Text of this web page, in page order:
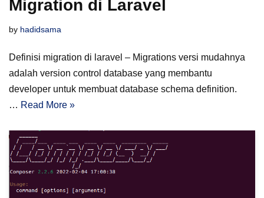
Migration di Laravel
by hadidsama
Definisi migration di laravel – Migrations versi mudahnya
adalah version control database yang membantu
developer untuk membuat database schema definition.
… Read More »